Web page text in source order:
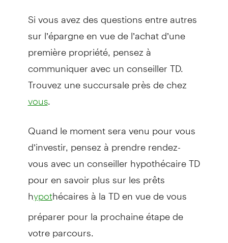
Si vous avez des questions entre autres
sur l’épargne en vue de l’achat d’une
première propriété, pensez à
communiquer avec un conseiller TD.
Trouvez une succursale près de chez
vous.
Quand le moment sera venu pour vous
d’investir, pensez à prendre rendez-
vous avec un conseiller hypothécaire TD
pour en savoir plus sur les prêts
hypothécaires à la TD en vue de vous
préparer pour la prochaine étape de
votre parcours.